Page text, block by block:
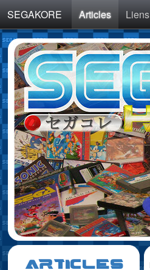
SEGAKORE Articles Liens
ARTICLES